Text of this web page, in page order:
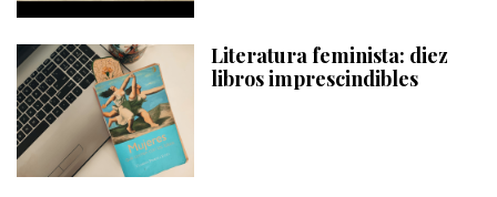
Literatura feminista: diez
libros imprescindibles